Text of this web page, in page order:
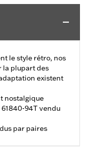
le style rétro, nos
la plupart des
existent
nostalgique
94T vendu
par paires